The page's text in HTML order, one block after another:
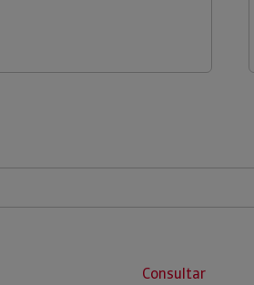
Consultar